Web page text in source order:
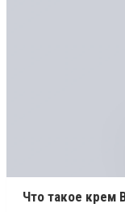
Что такое крем